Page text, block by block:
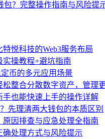
包？完整操作指南与风险提
悦科技的Web3服务布局
操教程+避坑指南
币的多元应用场景
整合分散数字资产，管理
也能快速上手的操作详解
先理清两大钱包的本质区别
因排查与应急处理全指南
处理方式与风险提示